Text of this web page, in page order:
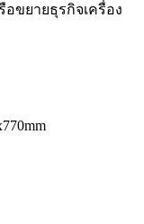
ขยายธุรกิจเครื่อง